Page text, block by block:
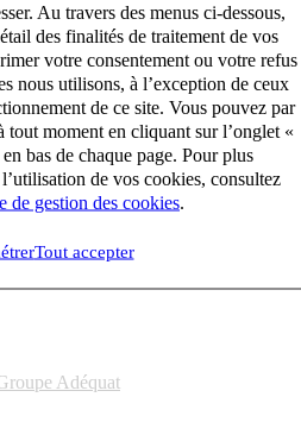
Au travers des menus ci-dessous,
des finalités de traitement de vos
votre consentement ou votre refus
nous utilisons, à l’exception de ceux
de ce site. Vous pouvez par
moment en cliquant sur l’onglet «
bas de chaque page. Pour plus
de vos cookies, consultez
de gestion des cookies
Tout accepter
ses enjeux
et nos talents
recrutement
ses enjeux
et nos talents
Adéquat